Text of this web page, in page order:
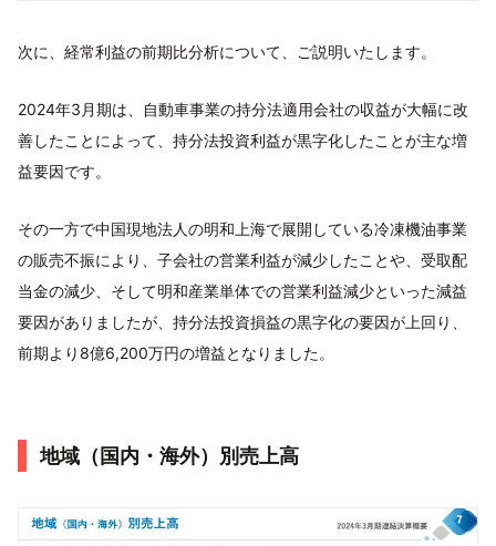
次に、経常利益の前期比分析について、ご説明いたします。
2024年3月期は、自動車事業の持分法適用会社の収益が大幅に改
善したことによって、持分法投資利益が黒字化したことが主な増
益要因です。
その一方で中国現地法人の明和上海で展開している冷凍機油事業
の販売不振により、子会社の営業利益が減少したことや、受取配
当金の減少、そして明和産業単体での営業利益減少といった減益
要因がありましたが、持分法投資損益の黒字化の要因が上回り、
前期より8億6,200万円の増益となりました。
地域（国内・海外）別売上高